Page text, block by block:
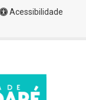
Acessibilidade